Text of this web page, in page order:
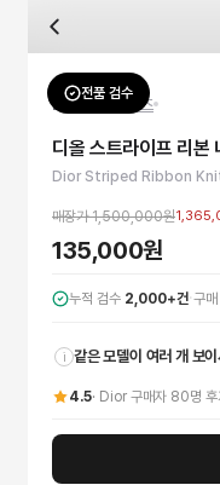
. 가죽 재질, 로고 각인, 스티
두 교환·반품이 가능합니다.
1,000원 이상부터 사용 가능합
시면 카카오톡 1:1 상담으로
트 반팔 티셔츠를 소개합니
보세요. 고퀄리티 하이엔드 인
전품 검수
Dior 반팔 티셔츠
디올 스트라이프 리본
Dior Striped Ribbon
매장가1,500,000원
135,000원
누적 검수 2,000+건·구매
i 같은 모델이 여러 개 보
4.5· Dior 구매자 80명 후